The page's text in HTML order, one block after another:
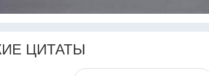
ЦИТАТЫ